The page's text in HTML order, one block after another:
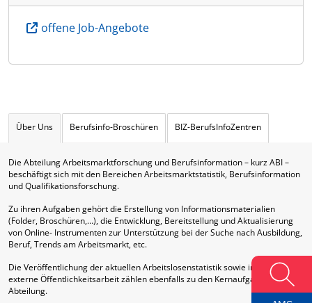
offene Job-Angebote
Über Uns Berufsinfo-Broschüren BIZ-BerufsInfoZentren
Die Abteilung Arbeitsmarktforschung und Berufsinformation – kurz ABI –
beschäftigt sich mit den Bereichen Arbeitsmarktstatistik, Berufsinformation
und Qualifikationsforschung.
Zu ihren Aufgaben gehört die Erstellung von Informationsmaterialien
(Folder, Broschüren,…), die Entwicklung, Bereitstellung und Aktualisierung
von Online- Instrumenten zur Unterstützung bei der Suche nach Ausbildung,
Beruf, Trends am Arbeitsmarkt, etc.
Die Veröffentlichung der aktuellen Arbeitslosenstatistik sowie interne und
externe Öffentlichkeitsarbeit zählen ebenfalls zu den Kernaufgaben dieser
Abteilung.